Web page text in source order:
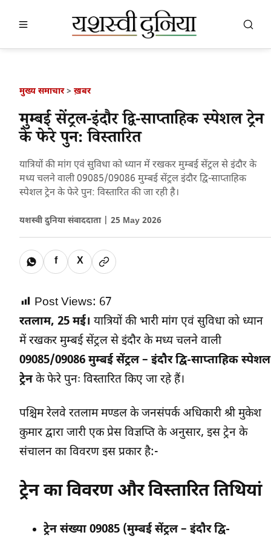
मुख्य समाचार> ख़बर
मुम्बई सेंट्रल-इंदौर द्वि-साप्ताहिक स्पेशल ट्रेन
के फेरे पुन: विस्तारित
यात्रियों की मांग एवं सुविधा को ध्यान में रखकर मुम्बई सेंट्रल से इंदौर के
मध्य चलने वाली 09085/09086 मुम्बई सेंट्रल इंदौर द्वि-साप्ताहिक
स्पेशल ट्रेन के फेरे पुन: विस्तारित की जा रही है।
यशस्वी दुनिया संवाददाता | 25 May 2026
f X
Post Views: 67
रतलाम, 25 मई। यात्रियों की भारी मांग एवं सुविधा को ध्यान
में रखकर मुम्बई सेंट्रल से इंदौर के मध्य चलने वाली
09085/09086 मुम्बई सेंट्रल – इंदौर द्वि-साप्ताहिक स्पेशल
ट्रेन के फेरे पुनः विस्तारित किए जा रहे हैं।
पश्चिम रेलवे रतलाम मण्डल के जनसंपर्क अधिकारी श्री मुकेश
कुमार द्वारा जारी एक प्रेस विज्ञप्ति के अनुसार, इस ट्रेन के
संचालन का विवरण इस प्रकार है:-
ट्रेन का विवरण और विस्तारित तिथियां
ट्रेन संख्या 09085 (मुम्बई सेंट्रल – इंदौर द्वि-